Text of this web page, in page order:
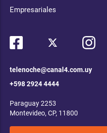
Empresariales
telenoche@canal4.com.uy
+598 2924 4444
Paraguay 2253
Montevideo, CP, 11800